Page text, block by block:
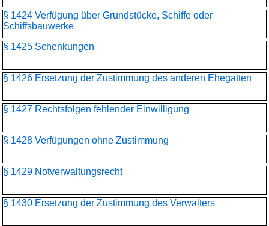
§ 1424 Verfügung über Grundstücke, Schiffe oder
Schiffsbauwerke
§ 1425 Schenkungen
§ 1426 Ersetzung der Zustimmung des anderen Ehegatten
§ 1427 Rechtsfolgen fehlender Einwilligung
§ 1428 Verfügungen ohne Zustimmung
§ 1429 Notverwaltungsrecht
§ 1430 Ersetzung der Zustimmung des Verwalters